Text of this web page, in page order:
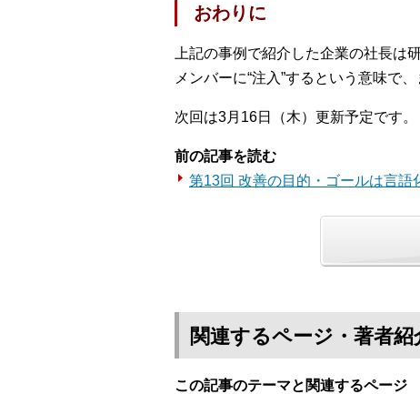
おわりに
上記の事例で紹介した企業の社長は
メンバーに“注入”するという意味で
次回は3月16日（木）更新予定です。
前の記事を読む
第13回 改善の目的・ゴールは言語
関連するページ・著者紹
この記事のテーマと関連するページ